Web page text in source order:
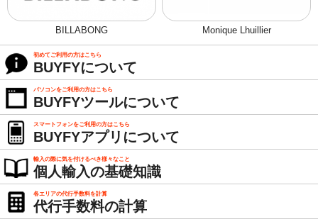
BILLABONG Monique Lhuillier
初めてご利用の方はこちら
BUYFYについて
パソコンをご利用の方はこちら
BUYFYツールについて
スマートフォンをご利用の方はこちら
BUYFYアプリについて
輸入の際に気を付けるべき様々なこと
個人輸入の基礎知識
各エリアの代行手数料を計算
代行手数料の計算